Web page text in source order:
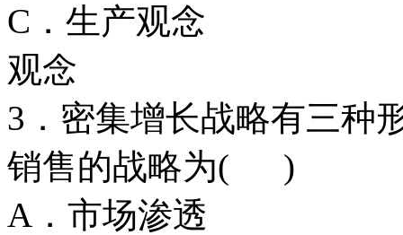
C．生产观
观念
3．密集增长战略有三种
销售的战略为( )
A．市场渗